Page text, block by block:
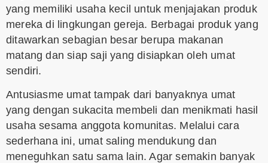
yang memiliki usaha kecil untuk menjajakan produk
mereka di lingkungan gereja. Berbagai produk yang
ditawarkan sebagian besar berupa makanan
matang dan siap saji yang disiapkan oleh umat
sendiri.
Antusiasme umat tampak dari banyaknya umat
yang dengan sukacita membeli dan menikmati hasil
usaha sesama anggota komunitas. Melalui cara
sederhana ini, umat saling mendukung dan
meneguhkan satu sama lain. Agar semakin banyak